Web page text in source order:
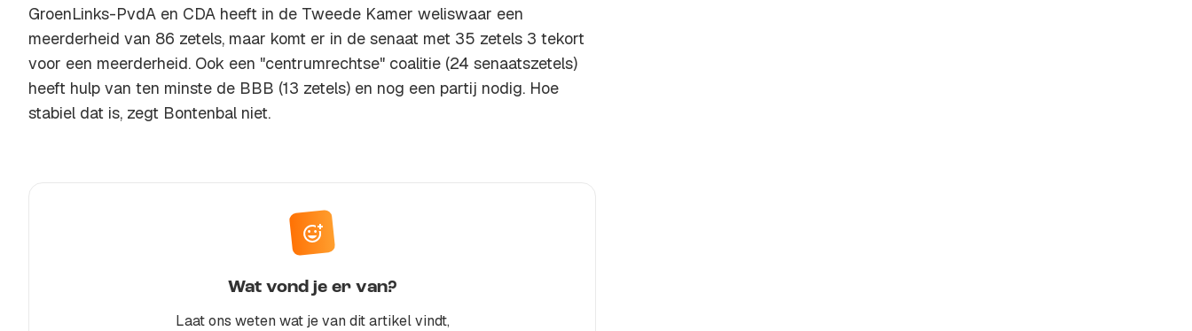
GroenLinks-PvdA en CDA heeft in de Tweede Kamer weliswaar een
meerderheid van 86 zetels, maar komt er in de senaat met 35 zetels 3 tekort
voor een meerderheid. Ook een "centrumrechtse" coalitie (24 senaatszetels)
heeft hulp van ten minste de BBB (13 zetels) en nog een partij nodig. Hoe
stabiel dat is, zegt Bontenbal niet.
Wat vond je er van?
Laat ons weten wat je van dit artikel vindt,